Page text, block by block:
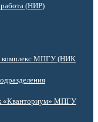
работа (НИР)
комплекс МПГУ (НИК
«Кванториум» МПГУ